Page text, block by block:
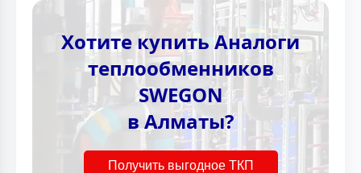
Хотите купить Аналоги
теплообменников
SWEGON
в Алматы?
Получить выгодное ТКП